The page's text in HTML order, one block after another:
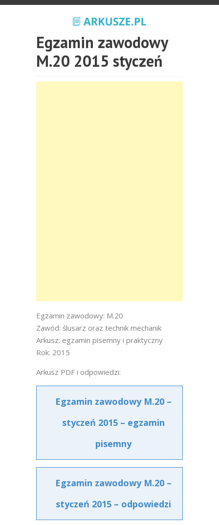
Egzamin zawodowy
M.20 2015 styczeń
Egzamin zawodowy: M.20
Zawód: ślusarz oraz technik mechanik
Arkusz: egzamin pisemny i praktyczny
Rok: 2015
Arkusz PDF i odpowiedzi:
Egzamin zawodowy M.20 –
styczeń 2015 – egzamin
pisemny
Egzamin zawodowy M.20 –
styczeń 2015 – odpowiedzi